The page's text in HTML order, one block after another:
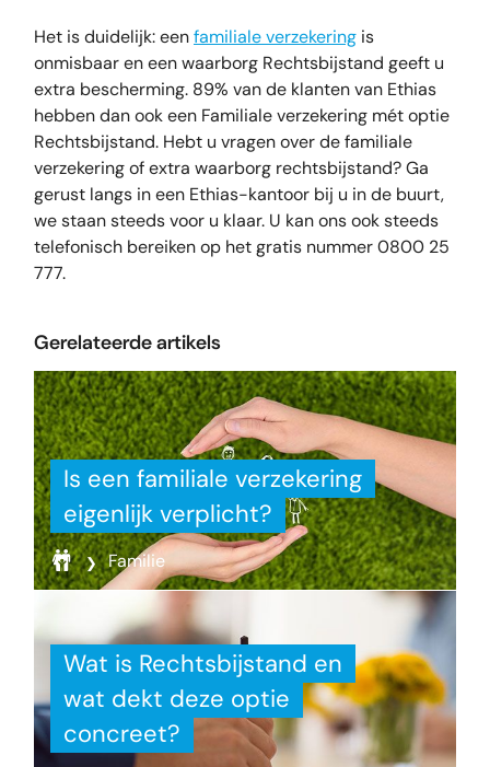
Het is duidelijk: eenfamiliale verzekering is
onmisbaar en een waarborg Rechtsbijstand geeft u
extra bescherming. 89% van de klanten van Ethias
hebben dan ook een Familiale verzekering mét optie
Rechtsbijstand. Hebt u vragen over de familiale
verzekering of extra waarborg rechtsbijstand? Ga
gerust langs in een Ethias-kantoor bij u in de buurt,
we staan steeds voor u klaar. U kan ons ook steeds
telefonisch bereiken op het gratis nummer 0800 25
777.
Gerelateerde artikels
Is een familiale verzekering
eigenlijk verplicht?
Familie
Wat is Rechtsbijstand en
wat dekt deze optie
concreet?